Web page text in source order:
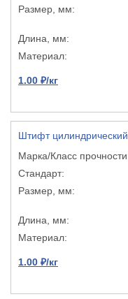
1.00 ₽/кг
Штифт цилиндрический
1.00 ₽/кг